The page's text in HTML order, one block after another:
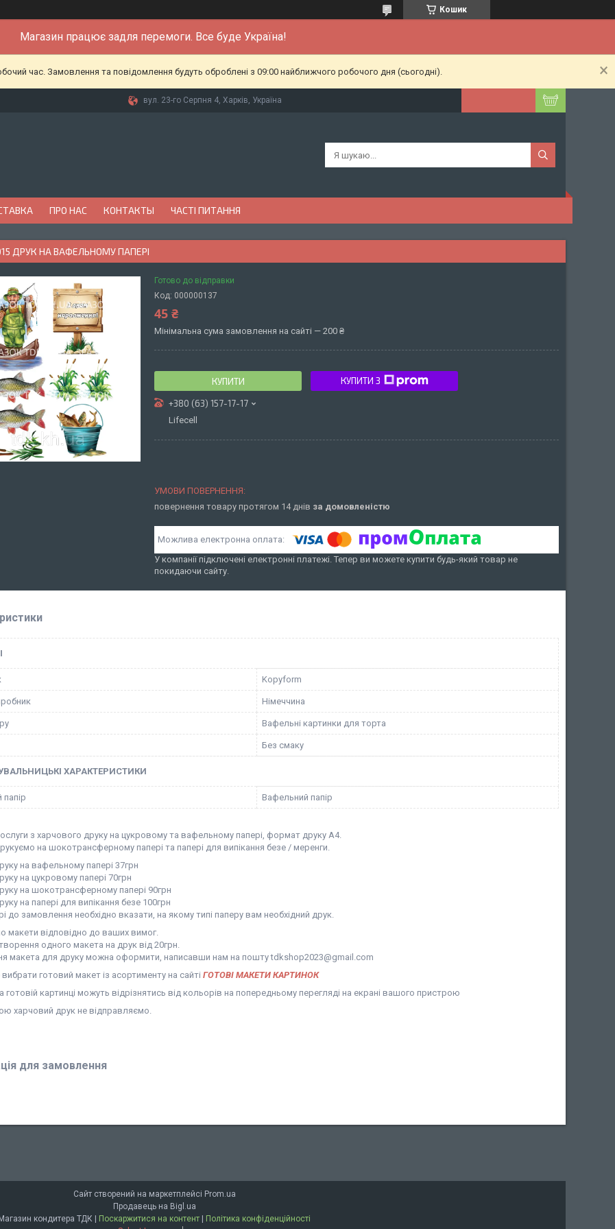
Кошик
Магазин працює задля перемоги. Все буде Україна!
час. Замовлення та повідомлення будуть оброблені з 09:00 найближчого робочого дня (сьогодні).
вул. 23-го Серпня 4, Харків, Україна
ПРО НАС КОНТАКТЫ ЧАСТІ ПИТАННЯ
ДРУК НА ВАФЕЛЬНОМУ ПАПЕРІ
Готово до відправки
Код: 000000137
45 ₴
Мінімальна сума замовлення на сайті — 200 ₴
КУПИТИ КУПИТИ З
+380 (63) 157-17-17
Lifecell
повернення товару протягом 14 днів за домовленістю
У компанії підключені електронні платежі. Тепер ви можете купити будь-який товар не
покидаючи сайту.
Kopyform
Німеччина
Вафельні картинки для торта
Без смаку
ХАРАКТЕРИСТИКИ
Вафельний папір
з харчового друку на цукровому та вафельному папері, формат друку А4.
на шокотрансферному папері та папері для випікання безе / меренги.
на вафельному папері 37грн
на цукровому папері 70грн
на шокотрансферному папері 90грн
на папері для випікання безе 100грн
до замовлення необхідно вказати, на якому типі паперу вам необхідний друк.
макети відповідно до ваших вимог.
одного макета на друк від 20грн.
макета для друку можна оформити, написавши нам на пошту tdkshop2023@gmail.com
готовий макет із асортименту на сайті ГОТОВІ МАКЕТИ КАРТИНОК
готовій картинці можуть відрізнятись від кольорів на попередньому перегляді на екрані вашого пристрою
харчовий друк не відправляємо.
для замовлення
Сайт створений на маркетплейсі Prom.ua
Продавець на Bigl.ua
Магазин кондитера ТДК | Поскаржитися на контент | Політика конфіденційності